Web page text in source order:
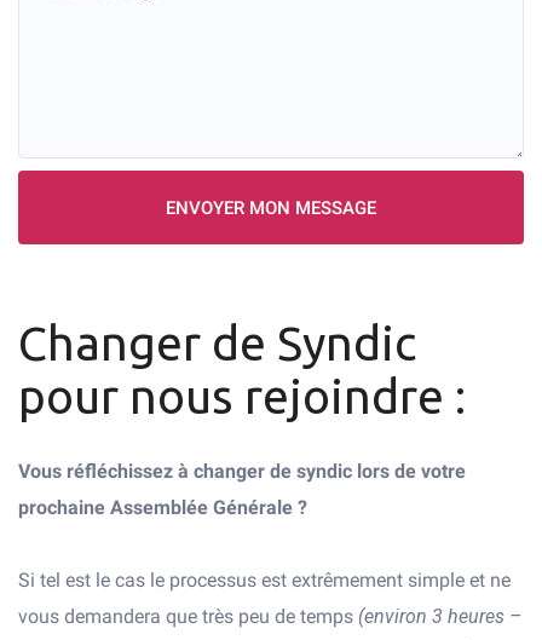
Changer de Syndic
pour nous rejoindre :
Vous réfléchissez à changer de syndic lors de votre
prochaine Assemblée Générale ?
Si tel est le cas le processus est extrêmement simple et ne
vous demandera que très peu de temps (environ 3 heures –
ENVOYER MON MESSAGE